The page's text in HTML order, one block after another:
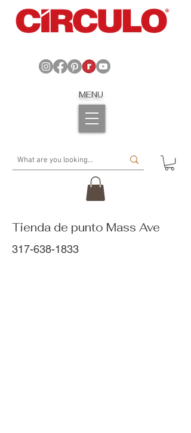
MENU
Tienda de punto Mass Ave
317-638-1833